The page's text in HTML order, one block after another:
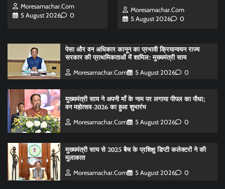
Moresamachar.com
5 August 2026
0
Moresamachar.com
5 August 2026
0
पेसा और वन अधिकार कानून का प्रभावी क्रियान्वयन राज्य
सरकार की प्राथमिकताओं में शामिल: मुख्यमंत्री साय
Moresamachar.com 5 August 2026 0
मुख्यमंत्री साय ने अपनी माँ के नाम पर लगाया पीपल का पौधा;
वन महोत्सव-2026 का हुआ शुभारंभ
Moresamachar.com 5 August 2026 0
मुख्यमंत्री साय से 2025 बैच के प्रशिक्षु डिप्टी कलेक्टरों ने की
मुलाकात
Moresamachar.com 5 August 2026 0